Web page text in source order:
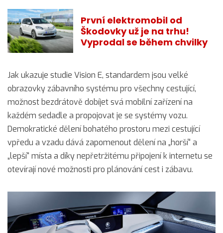
První elektromobil od
Škodovky už je na trhu!
Vyprodal se během chvilky
Jak ukazuje studie Vision E, standardem jsou velké
obrazovky zábavního systému pro všechny cestující,
možnost bezdrátově dobíjet svá mobilní zařízení na
každém sedadle a propojovat je se systémy vozu.
Demokratické dělení bohatého prostoru mezi cestující
vpředu a vzadu dává zapomenout dělení na „horší“ a
„lepší“ místa a díky nepřetržitému připojení k internetu se
otevírají nové možnosti pro plánování cest i zábavu.